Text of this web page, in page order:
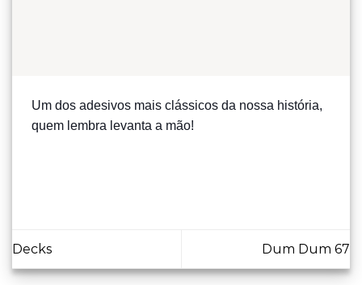
Um dos adesivos mais clássicos da nossa história,
quem lembra levanta a mão!
Decks Dum Dum 67